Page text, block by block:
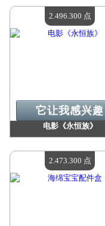
现有数量：4
电影《永恒族》
现有数量：4
它让我感兴趣
2.496.300 点
2.473.300 点